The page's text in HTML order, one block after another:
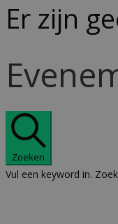
Er zijn
Zoeken
Vul een keyword in.